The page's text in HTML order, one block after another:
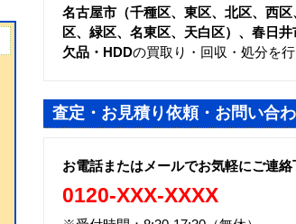
名古屋市（千種区、東区、北区、西
区、緑区、名東区、天白区）、春日
欠品・HDDの買取り・回収・処分を行
査定・お見積り依頼・お問い合
お電話またはメールでお気軽にご連絡
0120-XXX-XXXX